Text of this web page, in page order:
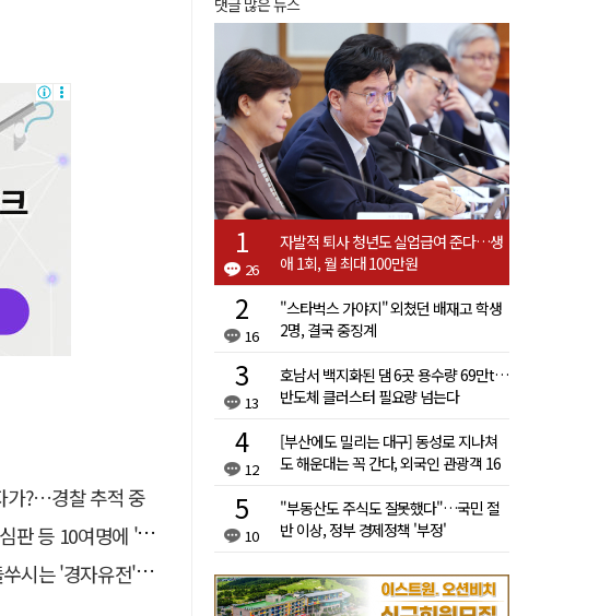
가?…경찰 추적 중
10여명에 '성 접대'
'경자유전'의 칼날
댓글 많은 뉴스
26
자발적 퇴사 청년도 실업급여 준다…생
애 1회, 월 최대 100만원
16
"스타벅스 가야지" 외쳤던 배재고 학생
2명, 결국 중징계
13
호남서 백지화된 댐 6곳 용수량 69만t…
반도체 클러스터 필요량 넘는다
12
[부산에도 밀리는 대구] 동성로 지나쳐
도 해운대는 꼭 간다, 외국인 관광객 16
10
"부동산도 주식도 잘못했다"…국민 절
반 이상, 정부 경제정책 '부정'